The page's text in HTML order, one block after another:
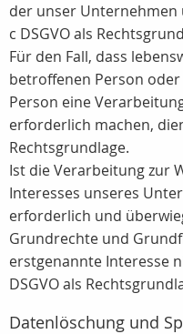
der unser Unternehmen
c DSGVO als
Für den Fall, dass
betroffenen Person
Person eine
erforderlich machen,
Rechtsgrundlage.
Ist die Verarbeitung zur
Interesses unseres
erforderlich und
Grundrechte und
erstgenannte Interesse
DSGVO als
Datenlöschung und